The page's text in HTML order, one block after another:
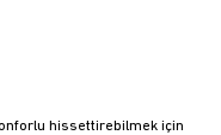
hissettirebilmek için